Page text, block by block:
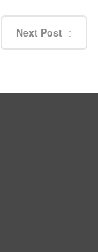
Next Post